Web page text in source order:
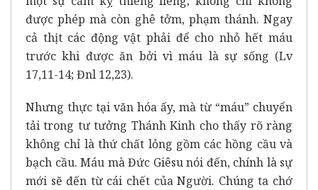
được phép mà còn ghê tởm, phạm thánh. Ngay
cả thịt các động vật phải để cho nhỏ hết máu
trước khi được ăn bởi vì máu là sự sống (Lv
17,11-14; Đnl 12,23).
Nhưng thực tại văn hóa ấy, mà từ “máu” chuyển
tải trong tư tưởng Thánh Kinh cho thấy rõ ràng
không chỉ là thứ chất lỏng gồm các hồng cầu và
bạch cầu. Máu mà Đức Giêsu nói đến, chính là sự
mới sẽ đến từ cái chết của Người. Chúng ta chớ